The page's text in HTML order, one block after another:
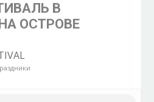
В
ОСТРОВЕ